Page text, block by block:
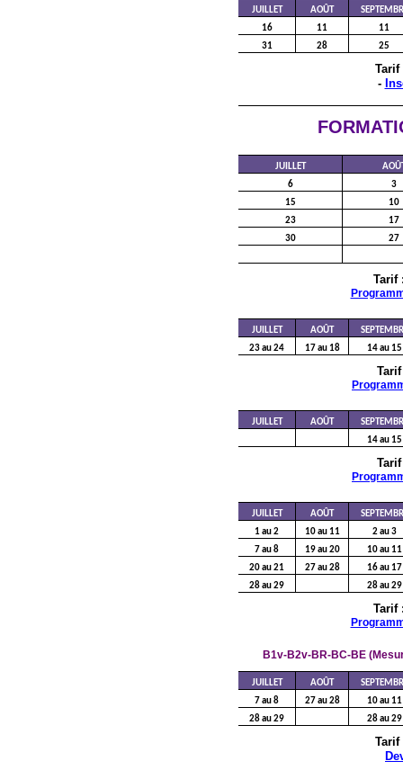
JUILLET AOÛT
16
11
11
31
28 25
Tarif
-
JUILLET
6
3
15
10
23
17
30
27
Tarif
JUILLET AOÛT
23 au 24
17 au 18 14 au 15
Tarif
JUILLET AOÛT
14 au 15
Tarif
JUILLET AOÛT
1 au 2
10 au 11
2 au 3
7 au 8
19 au 20
10 au 11
20 au 21
27 au 28
16 au 17
28 au 29
28 au 29
Tarif
B1v-B2v-BR-BC-BE
JUILLET AOÛT
7 au 8
27 au 28
10 au 11
28 au 29
28 au 29
Tarif